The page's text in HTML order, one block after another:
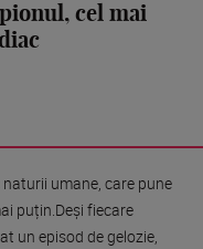
cel mai
umane, care pune
puțin.Deși fiecare
un episod de gelozie,